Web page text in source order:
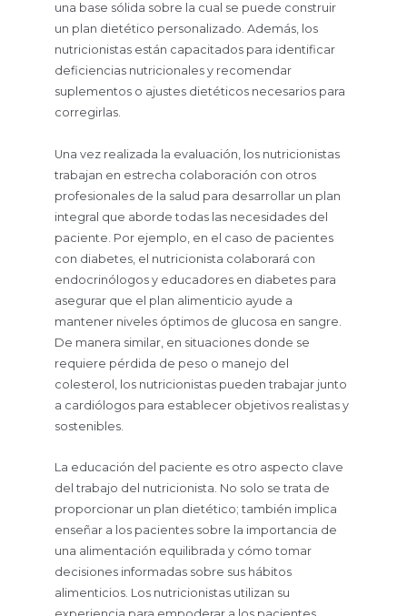
una base sólida sobre la cual se puede construir
un plan dietético personalizado. Además, los
nutricionistas están capacitados para identificar
deficiencias nutricionales y recomendar
suplementos o ajustes dietéticos necesarios para
corregirlas.
Una vez realizada la evaluación, los nutricionistas
trabajan en estrecha colaboración con otros
profesionales de la salud para desarrollar un plan
integral que aborde todas las necesidades del
paciente. Por ejemplo, en el caso de pacientes
con diabetes, el nutricionista colaborará con
endocrinólogos y educadores en diabetes para
asegurar que el plan alimenticio ayude a
mantener niveles óptimos de glucosa en sangre.
De manera similar, en situaciones donde se
requiere pérdida de peso o manejo del
colesterol, los nutricionistas pueden trabajar junto
a cardiólogos para establecer objetivos realistas y
sostenibles.
La educación del paciente es otro aspecto clave
del trabajo del nutricionista. No solo se trata de
proporcionar un plan dietético; también implica
enseñar a los pacientes sobre la importancia de
una alimentación equilibrada y cómo tomar
decisiones informadas sobre sus hábitos
alimenticios. Los nutricionistas utilizan su